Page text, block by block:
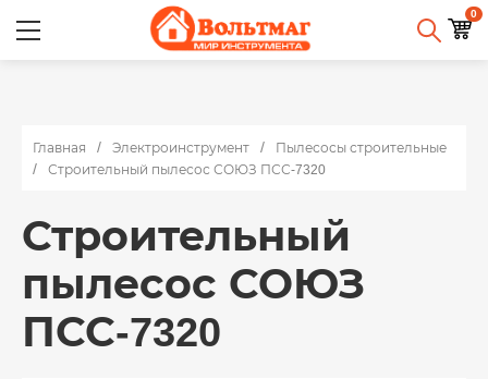
0
Главная Электроинструмент
Пылесосы строительные
Строительный пылесос СОЮЗ ПСС-7320
Строительный
пылесос СОЮЗ
ПСС-7320